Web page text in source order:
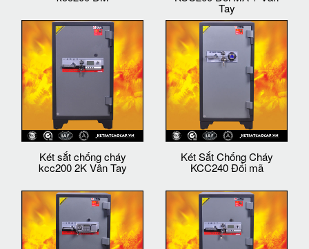
Tay
Két sắt chống cháy
kcc200 2K Vân Tay
Két Sắt Chống Cháy
KCC240 Đổi mã